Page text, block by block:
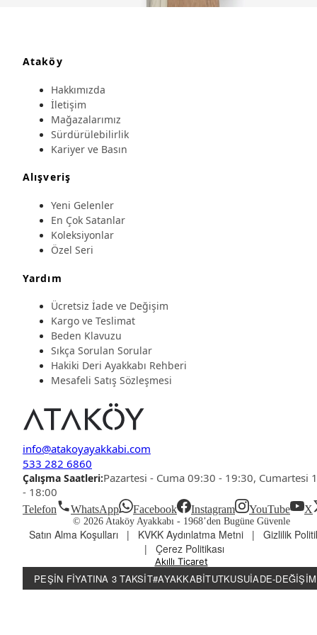
Ataköy
Hakkımızda
İletişim
Mağazalarımız
Sürdürülebilirlik
Kariyer ve Basın
Alışveriş
Yeni Gelenler
En Çok Satanlar
Koleksiyonlar
Özel Seri
Yardım
Ücretsiz İade ve Değişim
Kargo ve Teslimat
Beden Klavuzu
Sıkça Sorulan Sorular
Hakiki Deri Ayakkabı Rehberi
Mesafeli Satış Sözleşmesi
info@atakoyayakkabi.com
533 282 6860
Çalışma Saatleri:Pazartesi - Cuma 09:30 - 19:30, Cumartesi
- 18:00
Telefon WhatsApp Facebook Instagram YouTube X
© 2026 Ataköy Ayakkabı - 1968’den Bugüne Güvenle
Satın Alma Koşulları | KVKK Aydınlatma Metni |
Gizlilik
|
Çerez Politikası
Akıllı Ticaret
PEŞIN FIYATINA 3 TAKSIT#AYAKKABITUTKUSUİADE-DEĞIŞIM